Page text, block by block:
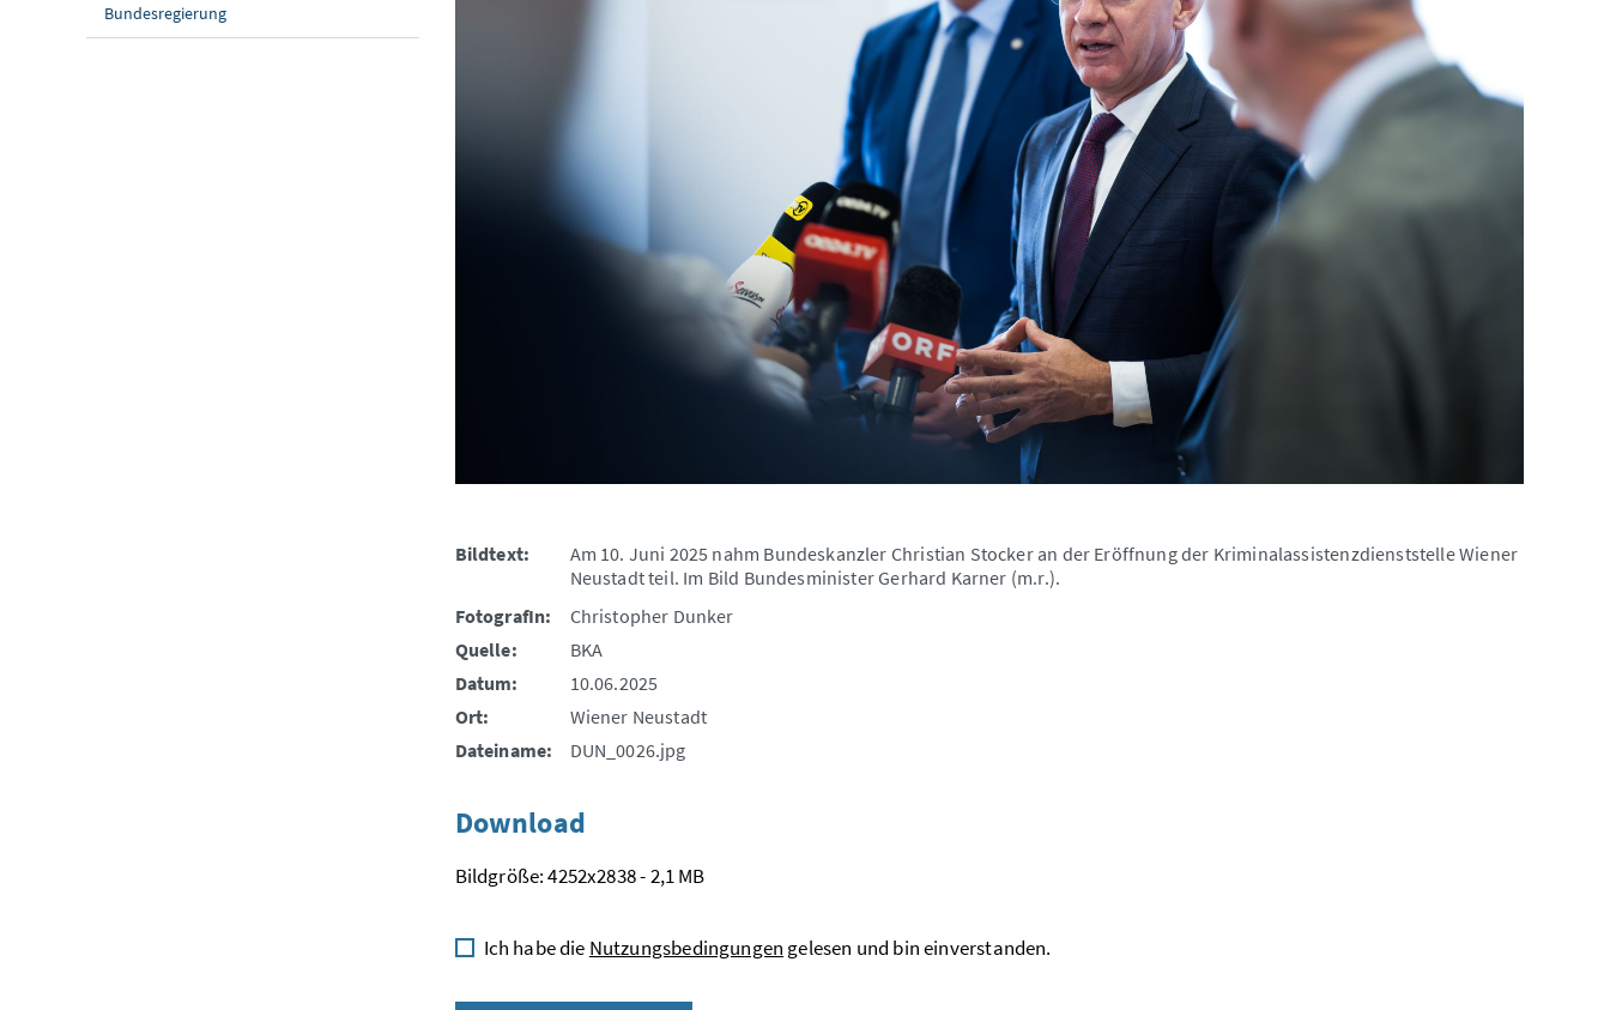
Bundesregierung
Bildtext:
Am 10. Juni 2025 nahm Bundeskanzler Christian Stocker an der Eröffnung der Kriminalassistenzdienststelle Wiener
Neustadt teil. Im Bild Bundesminister Gerhard Karner (m.r.).
FotografIn:
Christopher Dunker
Quelle:
BKA
Datum:
10.06.2025
Ort:
Wiener Neustadt
Dateiname:
DUN_0026.jpg
Download
Bildgröße: 4252x2838 - 2,1 MB
Ich habe die Nutzungsbedingungen gelesen und bin einverstanden.